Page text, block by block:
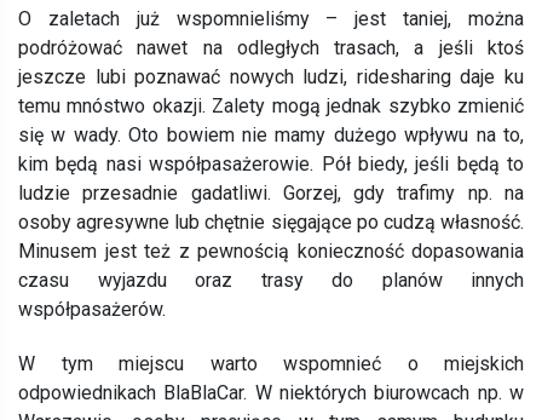
O zaletach już wspomnieliśmy – jest taniej, można
podróżować nawet na odległych trasach, a jeśli ktoś
jeszcze lubi poznawać nowych ludzi, ridesharing daje ku
temu mnóstwo okazji. Zalety mogą jednak szybko zmienić
się w wady. Oto bowiem nie mamy dużego wpływu na to,
kim będą nasi współpasażerowie. Pół biedy, jeśli będą to
ludzie przesadnie gadatliwi. Gorzej, gdy trafimy np. na
osoby agresywne lub chętnie sięgające po cudzą własność.
Minusem jest też z pewnością konieczność dopasowania
czasu wyjazdu oraz trasy do planów innych
współpasażerów.
W tym miejscu warto wspomnieć o miejskich
odpowiednikach BlaBlaCar. W niektórych biurowcach np. w